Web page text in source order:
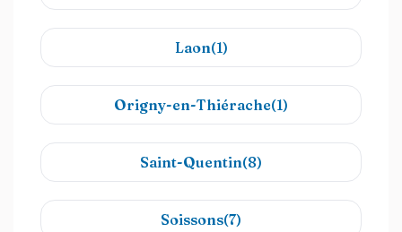
Laon(1)
Origny-en-Thiérache(1)
Saint-Quentin(8)
Soissons(7)